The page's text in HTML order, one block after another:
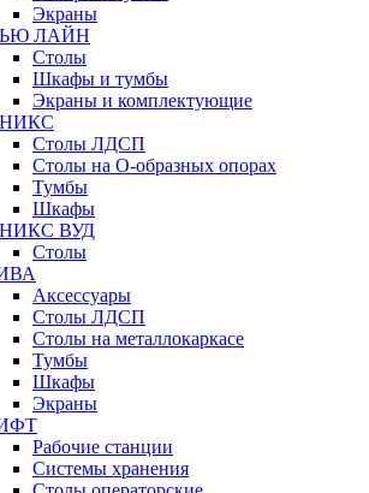
Экраны
ЛАЙН
Столы
Шкафы и тумбы
Экраны и комплектующие
Столы ЛДСП
Столы на О-образных опорах
Тумбы
Шкафы
ВУД
Столы
Аксессуары
Столы ЛДСП
Столы на металлокаркасе
Тумбы
Шкафы
Экраны
Рабочие станции
Системы хранения